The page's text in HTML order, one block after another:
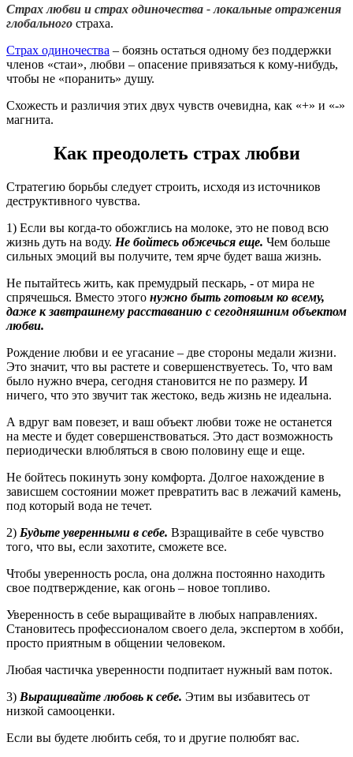
Страх любви и страх одиночества - локальные отражения
глобального страха.
Страх одиночества – боязнь остаться одному без поддержки
членов «стаи», любви – опасение привязаться к кому-нибудь,
чтобы не «поранить» душу.
Схожесть и различия этих двух чувств очевидна, как «+» и «-»
магнита.
Как преодолеть страх любви
Стратегию борьбы следует строить, исходя из источников
деструктивного чувства.
1) Если вы когда-то обожглись на молоке, это не повод всю
жизнь дуть на воду. Не бойтесь обжечься еще. Чем больше
сильных эмоций вы получите, тем ярче будет ваша жизнь.
Не пытайтесь жить, как премудрый пескарь, - от мира не
спрячешься. Вместо этого нужно быть готовым ко всему,
даже к завтрашнему расставанию с сегодняшним объектом
любви.
Рождение любви и ее угасание – две стороны медали жизни.
Это значит, что вы растете и совершенствуетесь. То, что вам
было нужно вчера, сегодня становится не по размеру. И
ничего, что это звучит так жестоко, ведь жизнь не идеальна.
А вдруг вам повезет, и ваш объект любви тоже не останется
на месте и будет совершенствоваться. Это даст возможность
периодически влюбляться в свою половину еще и еще.
Не бойтесь покинуть зону комфорта. Долгое нахождение в
зависшем состоянии может превратить вас в лежачий камень,
под который вода не течет.
2) Будьте уверенными в себе. Взращивайте в себе чувство
того, что вы, если захотите, сможете все.
Чтобы уверенность росла, она должна постоянно находить
свое подтверждение, как огонь – новое топливо.
Уверенность в себе выращивайте в любых направлениях.
Становитесь профессионалом своего дела, экспертом в хобби,
просто приятным в общении человеком.
Любая частичка уверенности подпитает нужный вам поток.
3) Выращивайте любовь к себе. Этим вы избавитесь от
низкой самооценки.
Если вы будете любить себя, то и другие полюбят вас.